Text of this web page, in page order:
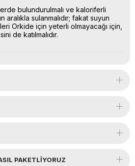
bulundurulmalı ve kaloriferli
aralıkla sulanmalıdır; fakat suyun
Orkide için yeterli olmayacağı için,
de katılmalıdır.
PAKETLİYORUZ